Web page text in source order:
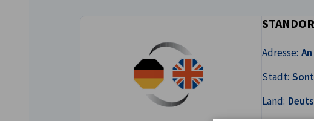
Adresse:
Stadt:
Land: